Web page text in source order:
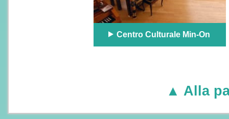
Centro Culturale Min-On
▲ Alla